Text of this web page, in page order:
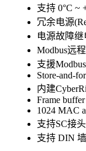
支持 0°C ~
冗余电源
电源故障
Modbus远
支援
Store-and-
内建
Frame
1024 MAC
支持SC接
支持 DIN